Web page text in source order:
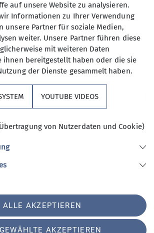
Wandern
Lattengebirge
Pfaden machte sich eine
über den Alpgartensteig auf zum
Überschreitung zum Karkopf.
Wandern Familie Hochtouren
auf unsere Website zu analysieren.
Informationen zu Ihrer Verwendung
unsere Partner für soziale Medien,
weiter. Unsere Partner führen diese
mit weiteren Daten
ihnen bereitgestellt haben oder die sie
der Dienste gesammelt haben.
YOUTUBE VIDEOS
von Nutzerdaten und Cookie)
ALLE AKZEPTIEREN
AKZEPTIEREN